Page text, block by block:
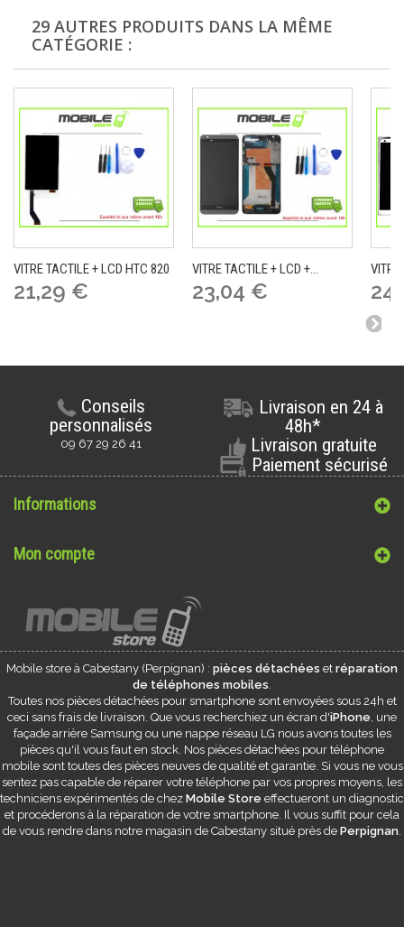
29 AUTRES PRODUITS DANS LA MÊME
CATÉGORIE :
VITRE TACTILE + LCD HTC 820
21,29 €
VITRE TACTILE + LCD +...
23,04 €
Conseils
personnalisés
09 67 29 26 41
Livraison en 24 à
48h*
Livraison gratuite
Paiement sécurisé
Informations
Mon compte
Mobile store à Cabestany (Perpignan) : pièces détachées et réparation
de téléphones mobiles.
Toutes nos pièces détachées pour smartphone sont envoyées sous 24h et
ceci sans frais de livraison. Que vous recherchiez un écran d'iPhone, une
façade arrière Samsung ou une nappe réseau LG nous avons toutes les
pièces qu'il vous faut en stock. Nos pièces détachées pour téléphone
mobile sont toutes des pièces neuves de qualité et garantie. Si vous ne vous
sentez pas capable de réparer votre téléphone par vos propres moyens, les
techniciens expérimentés de chez Mobile Store effectueront un diagnostic
et procéderons à la réparation de votre smartphone. Il vous suffit pour cela
de vous rendre dans notre magasin de Cabestany situé près de Perpignan.